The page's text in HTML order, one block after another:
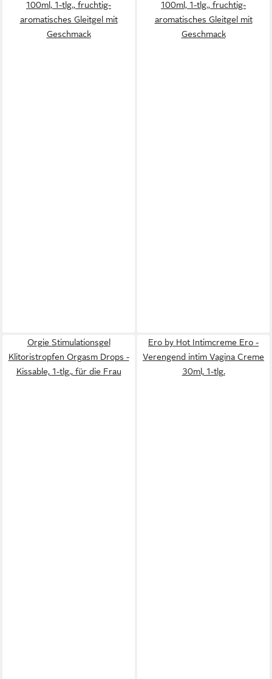
100ml, 1-tlg., fruchtig-
aromatisches Gleitgel mit
Geschmack
100ml, 1-tlg., fruchtig-
aromatisches Gleitgel mit
Geschmack
Orgie Stimulationsgel
Klitoristropfen Orgasm Drops -
Kissable, 1-tlg., für die Frau
Ero by Hot Intimcreme Ero -
Verengend intim Vagina Creme
30ml, 1-tlg.